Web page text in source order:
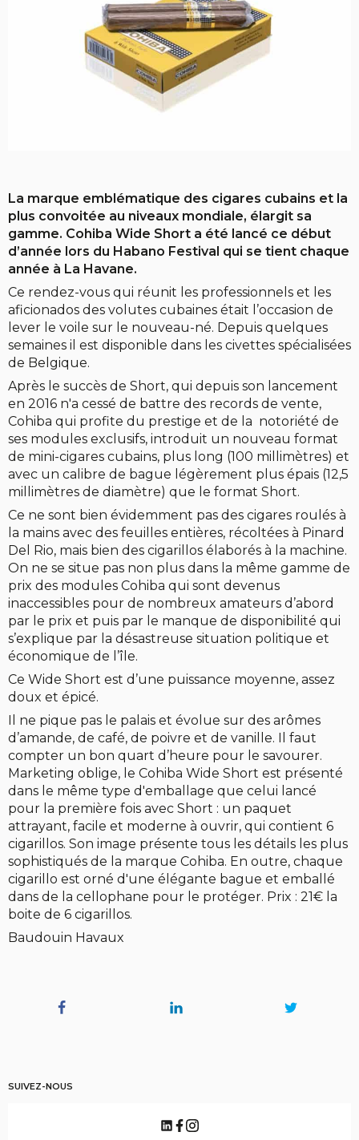
La marque emblématique des cigares cubains et la
plus convoitée au niveaux mondiale, élargit sa
gamme. Cohiba Wide Short a été lancé ce début
d’année lors du Habano Festival qui se tient chaque
année à La Havane.
Ce rendez-vous qui réunit les professionnels et les
aficionados des volutes cubaines était l’occasion de
lever le voile sur le nouveau-né. Depuis quelques
semaines il est disponible dans les civettes spécialisées
de Belgique.
Après le succès de Short, qui depuis son lancement
en 2016 n'a cessé de battre des records de vente,
Cohiba qui profite du prestige et de la notoriété de
ses modules exclusifs, introduit un nouveau format
de mini-cigares cubains, plus long (100 millimètres) et
avec un calibre de bague légèrement plus épais (12,5
millimètres de diamètre) que le format Short.
Ce ne sont bien évidemment pas des cigares roulés à
la mains avec des feuilles entières, récoltées à Pinard
Del Rio, mais bien des cigarillos élaborés à la machine.
On ne se situe pas non plus dans la même gamme de
prix des modules Cohiba qui sont devenus
inaccessibles pour de nombreux amateurs d’abord
par le prix et puis par le manque de disponibilité qui
s’explique par la désastreuse situation politique et
économique de l’île.
Ce Wide Short est d’une puissance moyenne, assez
doux et épicé.
Il ne pique pas le palais et évolue sur des arômes
d’amande, de café, de poivre et de vanille. Il faut
compter un bon quart d’heure pour le savourer.
Marketing oblige, le Cohiba Wide Short est présenté
dans le même type d'emballage que celui lancé
pour la première fois avec Short : un paquet
attrayant, facile et moderne à ouvrir, qui contient 6
cigarillos. Son image présente tous les détails les plus
sophistiqués de la marque Cohiba. En outre, chaque
cigarillo est orné d'une élégante bague et emballé
dans de la cellophane pour le protéger. Prix : 21€ la
boite de 6 cigarillos.
Baudouin Havaux
SUIVEZ-NOUS